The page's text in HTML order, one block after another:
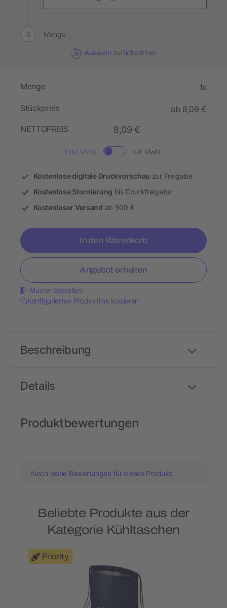
Menge
Auswahl zurücksetzen
Menge 1x
Stückpreis
ab 8,09 €
NETTOPREIS
8,09 €
Exkl. MwSt. Inkl. MwSt.
Kostenlose digitale Druckvorschau zur Freigabe
Kostenlose Stornierung bis Druckfreigabe
Kostenloser Versand ab 500 €
In den Warenkorb
Angebot erhalten
Muster bestellen
Konfigurierten Produktlink kopieren
Details
Beschreibung
Produktbewertungen
Noch keine Bewertungen für dieses Produkt.
Beliebte Produkte aus der
Kategorie Kühltaschen
Priority